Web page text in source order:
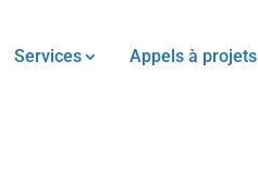
Services Appels à projets